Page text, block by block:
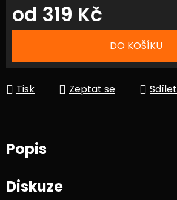
od 319 Kč
Měrná cena:
DO KOŠÍKU
Tisk Zeptat se Sdílet
Popis
Diskuze